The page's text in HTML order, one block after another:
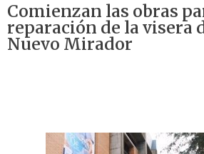
Comienzan las obras
reparación de la visera
Nuevo Mirador